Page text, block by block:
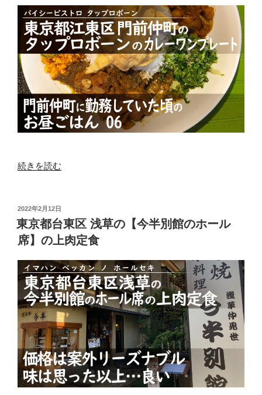
務
時
ラ
ン
チ
07”
の
国
ホ
テ
ル】
の
【イ
ン
ペ
リ
ア
バ
グ
サ
ー
ル】
の
ラ
ン
チ
ブ
ッ
フ
ェ”
の
“東
江
東
区
門
前
仲
町
【タ
ッ
プ
ロ
ボ
ー
ン】
続きを読む
投
稿
日:
2022年2月12日
東京都台東区 浅草の【今半別館のホール
席】の上肉定食